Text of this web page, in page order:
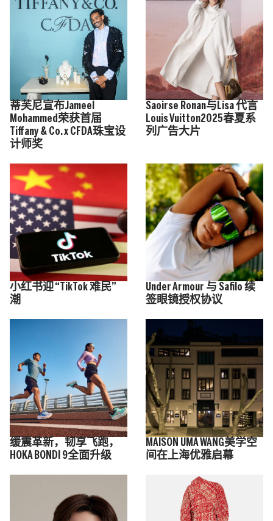
蒂芙尼宣布Jameel
Mohammed荣获首届
Tiffany & Co. x CFDA珠宝设
计师奖
Saoirse Ronan与Lisa 代言
Louis Vuitton2025春夏系
列广告大片
小红书迎 “TikTok 难民”
潮
Under Armour 与 Safilo 续
签眼镜授权协议
缓震革新，韧享飞跑，
HOKA BONDI 9全面升级
MAISON UMA WANG美学空
间在上海优雅启幕